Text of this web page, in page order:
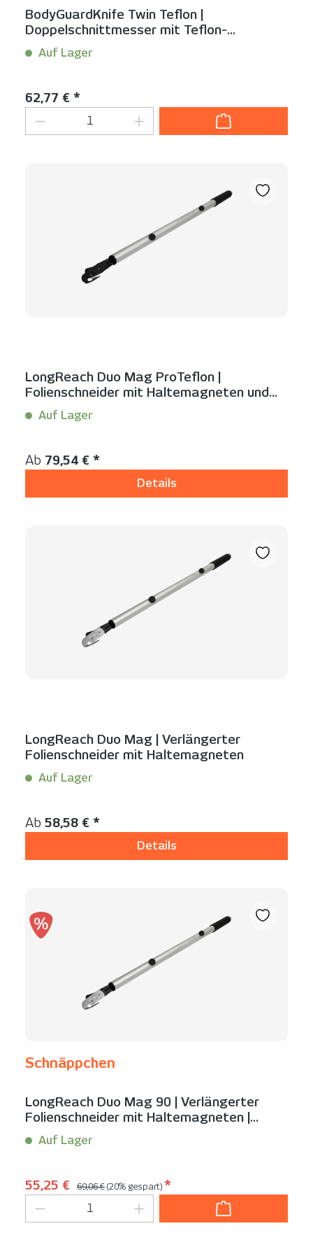
BodyGuardKnife Twin Teflon |
Doppelschnittmesser mit Teflon-
Gleitfüßen
Auf Lager
Regulärer Preis:
62,77 € *
Produkt Anzahl: Gib den
LongReach Duo Mag ProTeflon |
Folienschneider mit Haltemagneten und
Teflon-Gleitfuß
Auf Lager
Regulärer Preis:
Ab 79,54 € *
Details
LongReach Duo Mag | Verlängerter
Folienschneider mit Haltemagneten
Auf Lager
Regulärer Preis:
Ab 58,58 € *
Details
Schnäppchen
LongReach Duo Mag 90 | Verlängerter
Folienschneider mit Haltemagneten |
Schnäppchen
Auf Lager
Verkaufspreis:
55,25 € Regulärer Preis:
69,06 € (20% gespart) *
Produkt Anzahl: Gib den